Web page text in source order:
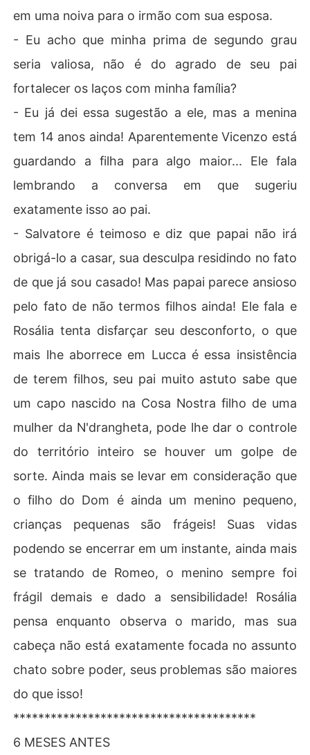
em uma noiva para o irmão com sua esposa.
- Eu acho que minha prima de segundo grau
seria valiosa, não é do agrado de seu pai
fortalecer os laços com minha família?
- Eu já dei essa sugestão a ele, mas a menina
tem 14 anos ainda! Aparentemente Vicenzo está
guardando a filha para algo maior... Ele fala
lembrando a conversa em que sugeriu
exatamente isso ao pai.
- Salvatore é teimoso e diz que papai não irá
obrigá-lo a casar, sua desculpa residindo no fato
de que já sou casado! Mas papai parece ansioso
pelo fato de não termos filhos ainda! Ele fala e
Rosália tenta disfarçar seu desconforto, o que
mais lhe aborrece em Lucca é essa insistência
de terem filhos, seu pai muito astuto sabe que
um capo nascido na Cosa Nostra filho de uma
mulher da N'drangheta, pode lhe dar o controle
do território inteiro se houver um golpe de
sorte. Ainda mais se levar em consideração que
o filho do Dom é ainda um menino pequeno,
crianças pequenas são frágeis! Suas vidas
podendo se encerrar em um instante, ainda mais
se tratando de Romeo, o menino sempre foi
frágil demais e dado a sensibilidade! Rosália
pensa enquanto observa o marido, mas sua
cabeça não está exatamente focada no assunto
chato sobre poder, seus problemas são maiores
do que isso!
***************************************
6 MESES ANTES